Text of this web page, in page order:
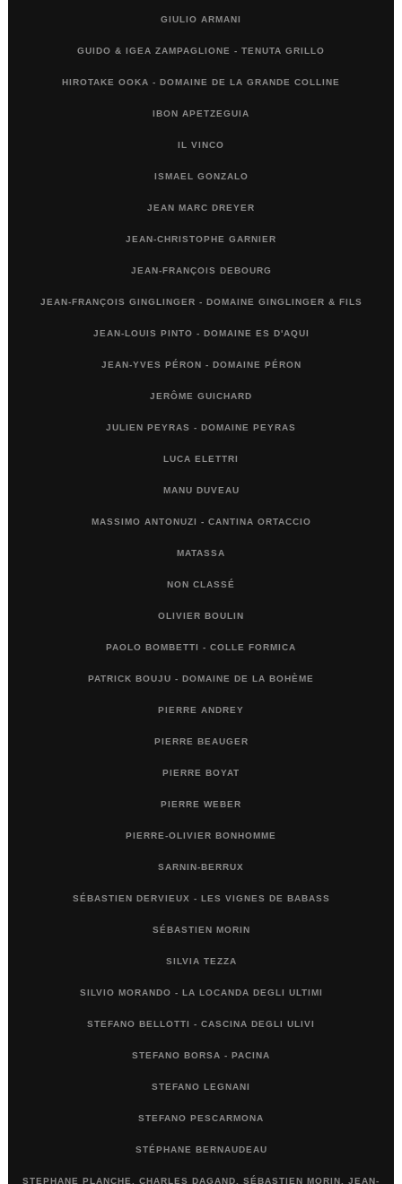
GIULIO ARMANI
GUIDO & IGEA ZAMPAGLIONE - TENUTA GRILLO
HIROTAKE OOKA - DOMAINE DE LA GRANDE COLLINE
IBON APETZEGUIA
IL VINCO
ISMAEL GONZALO
JEAN MARC DREYER
JEAN-CHRISTOPHE GARNIER
JEAN-FRANÇOIS DEBOURG
JEAN-FRANÇOIS GINGLINGER - DOMAINE GINGLINGER & FILS
JEAN-LOUIS PINTO - DOMAINE ES D'AQUI
JEAN-YVES PÉRON - DOMAINE PÉRON
JERÔME GUICHARD
JULIEN PEYRAS - DOMAINE PEYRAS
LUCA ELETTRI
MANU DUVEAU
MASSIMO ANTONUZI - CANTINA ORTACCIO
MATASSA
NON CLASSÉ
OLIVIER BOULIN
PAOLO BOMBETTI - COLLE FORMICA
PATRICK BOUJU - DOMAINE DE LA BOHÈME
PIERRE ANDREY
PIERRE BEAUGER
PIERRE BOYAT
PIERRE WEBER
PIERRE-OLIVIER BONHOMME
SARNIN-BERRUX
SÉBASTIEN DERVIEUX - LES VIGNES DE BABASS
SÉBASTIEN MORIN
SILVIA TEZZA
SILVIO MORANDO - LA LOCANDA DEGLI ULTIMI
STEFANO BELLOTTI - CASCINA DEGLI ULIVI
STEFANO BORSA - PACINA
STEFANO LEGNANI
STEFANO PESCARMONA
STÉPHANE BERNAUDEAU
STEPHANE PLANCHE, CHARLES DAGAND, SÉBASTIEN MORIN, JEAN-